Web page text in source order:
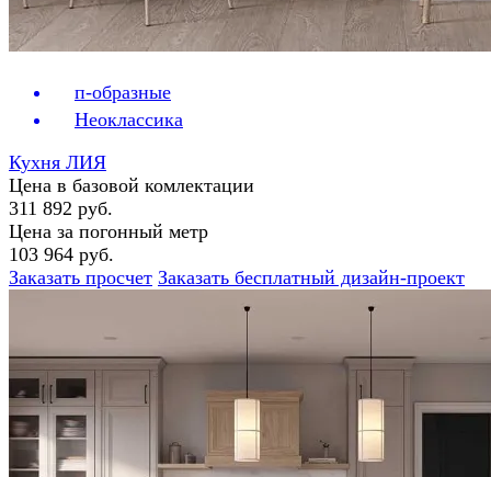
п-образные
Неоклассика
Кухня ЛИЯ
Цена в базовой комлектации
311 892 руб.
Цена за погонный метр
103 964 руб.
Заказать просчет Заказать бесплатный дизайн-проект